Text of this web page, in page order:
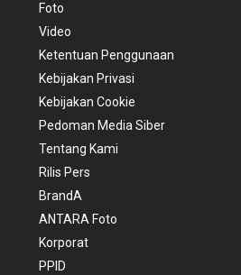
Foto
Video
Ketentuan Penggunaan
Kebijakan Privasi
Kebijakan Cookie
Pedoman Media Siber
Tentang Kami
Rilis Pers
BrandA
ANTARA Foto
Korporat
PPID